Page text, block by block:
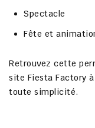
Spectacle
Fête et
Retrouvez cette
site Fiesta Factory
toute simplicité.